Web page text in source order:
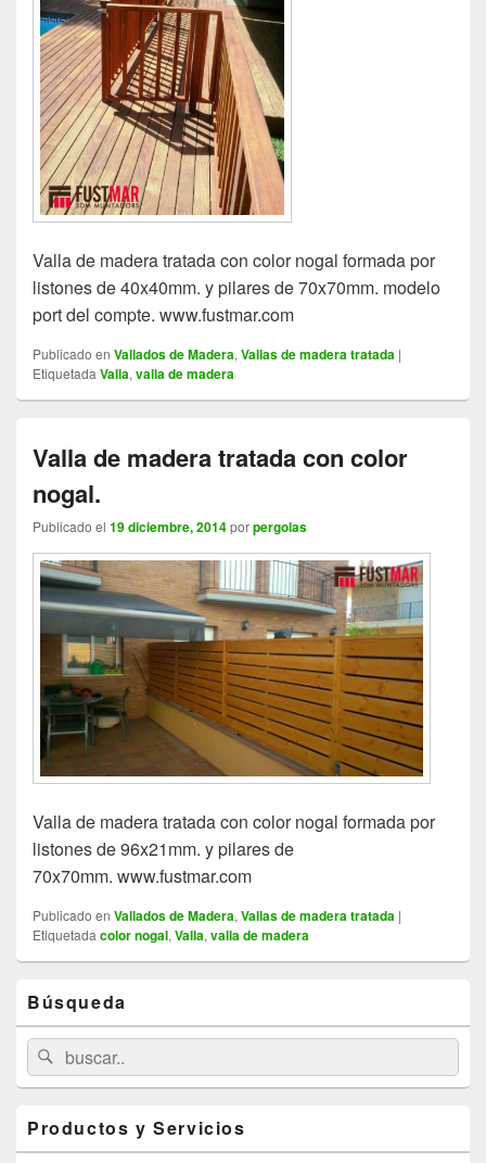
Valla de madera tratada con color nogal formada por
listones de 40x40mm. y pilares de 70x70mm. modelo
port del compte. www.fustmar.com
Publicado en Vallados de Madera, Vallas de madera tratada |
Etiquetada Valla, valla de madera
Valla de madera tratada con color
nogal.
Publicado el 19 diciembre, 2014porpergolas
Valla de madera tratada con color nogal formada por
listones de 96x21mm. y pilares de
70x70mm. www.fustmar.com
Publicado en Vallados de Madera, Vallas de madera tratada |
Etiquetada color nogal, Valla, valla de madera
Sidebar
Widget
Area
Búsqueda
Search
for:
Search
Productos y Servicios